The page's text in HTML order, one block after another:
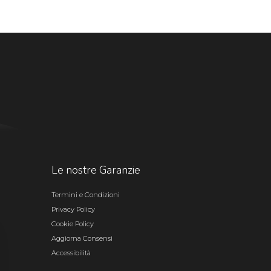
Le nostre Garanzie
Termini e Condizioni
Privacy Policy
Cookie Policy
Aggiorna Consensi
Accessibilità